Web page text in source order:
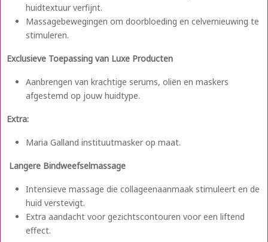
huidtextuur verfijnt.
Massagebewegingen om doorbloeding en celvernieuwing te
stimuleren.
Exclusieve Toepassing van Luxe Producten
Aanbrengen van krachtige serums, oliën en maskers
afgestemd op jouw huidtype.
Extra:
Maria Galland instituutmasker op maat.
Langere Bindweefselmassage
Intensieve massage die collageenaanmaak stimuleert en de
huid verstevigt.
Extra aandacht voor gezichtscontouren voor een liftend
effect.